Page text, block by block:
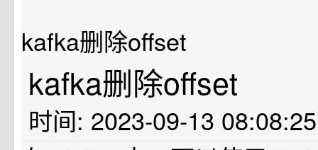
kafka删除offset
kafka删除offset
时间: 2023-09-13